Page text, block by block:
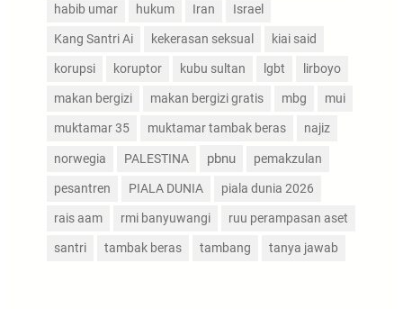
habib umar hukum Iran Israel
Kang Santri Ai kekerasan seksual kiai said
korupsi koruptor kubu sultan lgbt lirboyo
makan bergizi makan bergizi gratis mbg mui
muktamar 35 muktamar tambak beras najiz
norwegia PALESTINA pbnu pemakzulan
pesantren PIALA DUNIA piala dunia 2026
rais aam rmi banyuwangi ruu perampasan aset
santri tambak beras tambang tanya jawab